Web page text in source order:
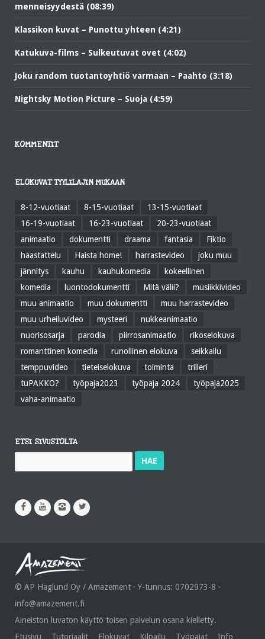
menneisyydestä (08:39)
Klassikon kuvat – Punottu yhteen (4:21)
Katukuva-films – Sulkeutuvat ovet (4:02)
Joku random tuotantoyhtiö varmaan – Paahto (3:18)
Nightsky Motion Picture – Suoja (4:59)
KOMMENTIT
ELOKUVAT TYYLILAJIN MUKAAN
8-12-vuotiaat 8-15-vuotiaat
13-15-vuotiaat
16-19-vuotiaat
16-23-vuotiaat
20-23-vuotiaat
animaatio
dokumentti draama fantasia
Fiktio
haastattelu
Haista home! harrastevideo
joku muu
jännitys
kauhu kauhukomedia
kokeellinen
komedia
luontodokumentti Mitä välii?
musiikkivideo
muu animaatio
muu dokumentti
muu harrastevideo
muu urheiluvideo
mysteeri
nukkeanimaatio
nuorisosarja
parodia piirrosanimaatio
rikoselokuva
romanttinen komedia
runollinen elokuva
seikkailu
temppuvideo
tieteiselokuva toiminta
trilleri
tuPAKKO?
työpaja2023 työpaja 2024
työpaja2025
vaha-animaatio
ETSI SIVUSTOLTA
© AP Haglund Oy / Amazement · Y-tunnus: 0702973-8 ·
info@amazement.fi
Aineiston luvaton käyttö toisen palvelun osana kielletty.
Etusivu
Tutoriaalit Elokuvat Kilpailu Työpajat Info